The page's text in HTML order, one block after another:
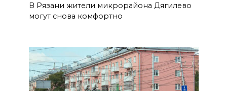
В Рязани жители микрорайона Дягилево
могут снова комфортно